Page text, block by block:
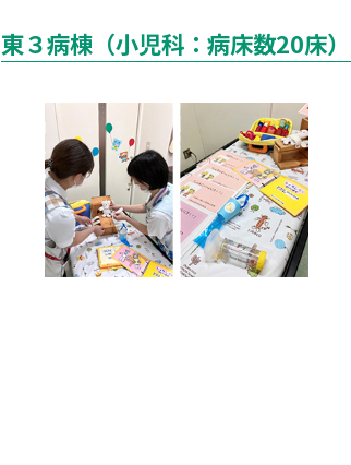
東３病棟（小児科：病床数20床）